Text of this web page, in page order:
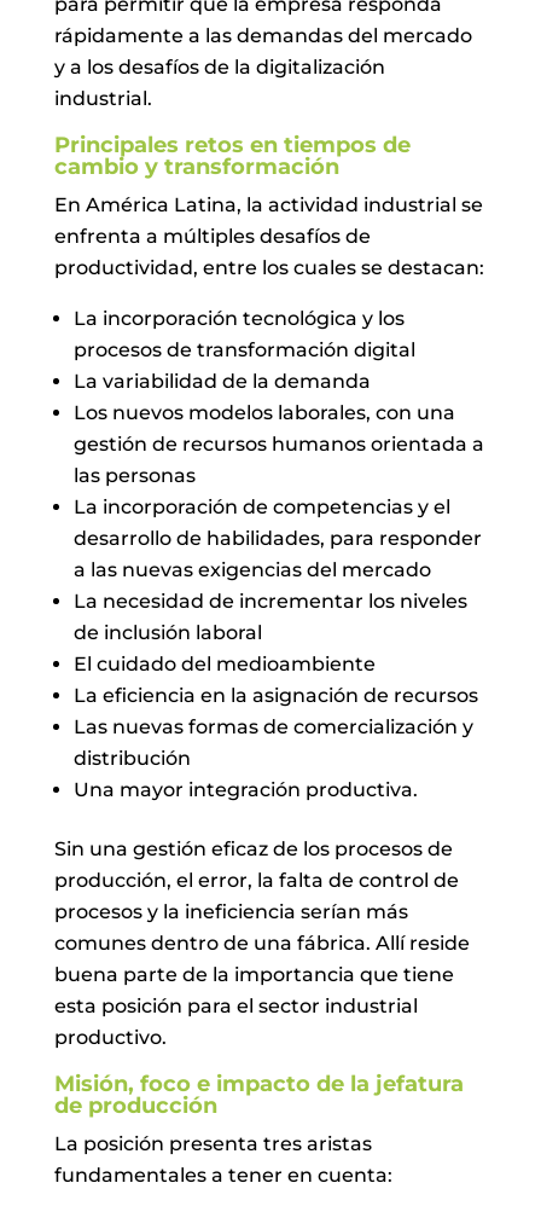
rápidamente a las demandas del mercado
y a los desafíos de la digitalización
industrial.
Principales retos en tiempos de
cambio y transformación
En América Latina, la actividad industrial se
enfrenta a múltiples desafíos de
productividad, entre los cuales se destacan:
La incorporación tecnológica y los
procesos de transformación digital
La variabilidad de la demanda
Los nuevos modelos laborales, con una
gestión de recursos humanos orientada a
las personas
La incorporación de competencias y el
desarrollo de habilidades, para responder
a las nuevas exigencias del mercado
La necesidad de incrementar los niveles
de inclusión laboral
El cuidado del medioambiente
La eficiencia en la asignación de recursos
Las nuevas formas de comercialización y
distribución
Una mayor integración productiva.
Sin una gestión eficaz de los procesos de
producción, el error, la falta de control de
procesos y la ineficiencia serían más
comunes dentro de una fábrica. Allí reside
buena parte de la importancia que tiene
esta posición para el sector industrial
productivo.
Misión, foco e impacto de la jefatura
de producción
La posición presenta tres aristas
fundamentales a tener en cuenta: